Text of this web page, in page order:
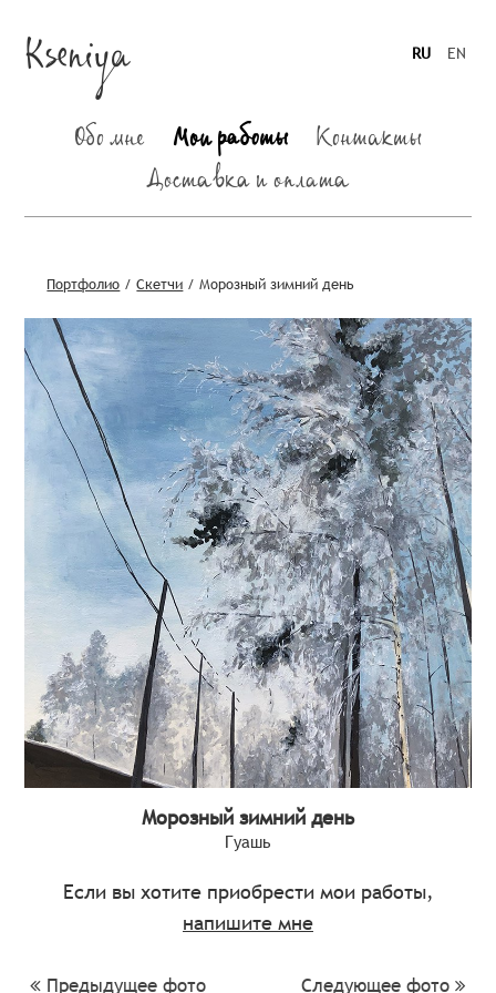
Kseniya RU EN
Обо мне Мои работы Контакты
Доставка и оплата
Портфолио /Скетчи /Морозный зимний день
Морозный зимний день
Гуашь
Если вы хотите приобрести мои работы,
напишите мне
Предыдущее фото Следующее фото